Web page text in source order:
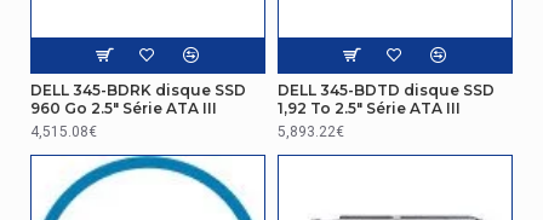
DELL 345-BDRK disque SSD
960 Go 2.5" Série ATA III
4,515.08€
DELL 345-BDTD disque SSD
1,92 To 2.5" Série ATA III
5,893.22€